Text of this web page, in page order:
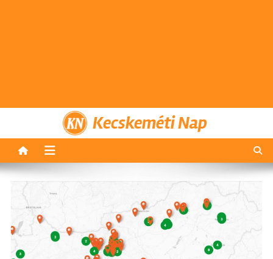
Kecskeméti Nap